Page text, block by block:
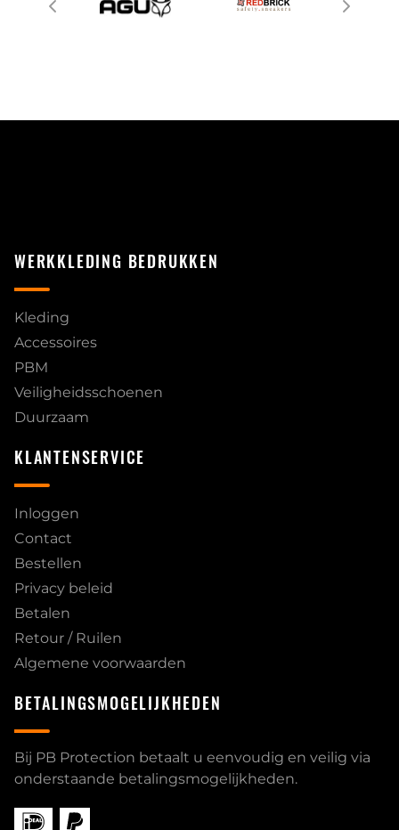
WERKKLEDING BEDRUKKEN
Kleding
Accessoires
PBM
Veiligheidsschoenen
Duurzaam
KLANTENSERVICE
Inloggen
Contact
Bestellen
Privacy beleid
Betalen
Retour / Ruilen
Algemene voorwaarden
BETALINGSMOGELIJKHEDEN
Bij PB Protection betaalt u eenvoudig en veilig via
onderstaande betalingsmogelijkheden.